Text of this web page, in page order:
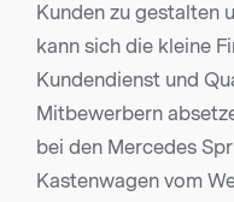
Kunden zu gestalten
kann sich die kleine
Kundendienst und
Mitbewerbern
bei den Mercedes
Kastenwagen vom